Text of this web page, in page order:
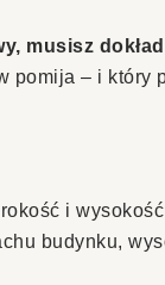
musisz
pomija – i który
i
budynku,